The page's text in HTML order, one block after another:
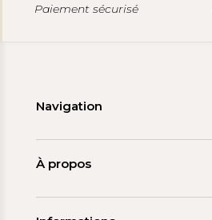
Paiement sécurisé
Navigation
Accueil
À propos
La tagua